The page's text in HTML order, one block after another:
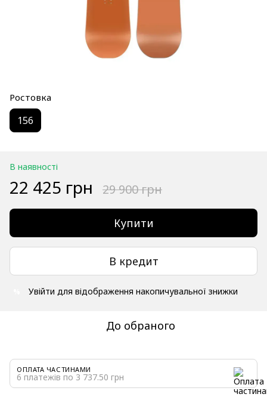
Ростовка
156
В наявності
22 425 грн 29 900 грн
Купити
В кредит
Увійти для відображення накопичувальної знижки
До обраного
ОПЛАТА ЧАСТИНАМИ
6 платежів по 3 737.50 грн